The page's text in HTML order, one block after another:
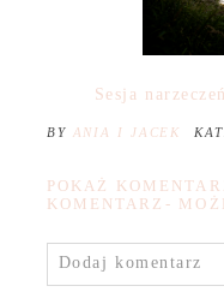
Sesja
BY ANIA I JACEK
POKAŻ
KOMENTARZ-
Dodaj komentarz